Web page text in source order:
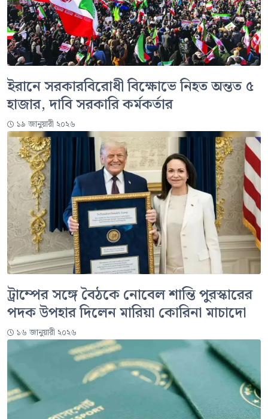
ইরানে সরকারবিরোধী বিক্ষোভে নিহত অন্তত ৫
হাজার, দাবি সরকারি কর্মকর্তার
১৯ জানুয়ারী ২০২৬
ট্রাম্পের সঙ্গে বৈঠকে নোবেল শান্তি পুরস্কারের
পদক উপহার দিলেন মারিয়া কোরিনা মাচাদো
১৬ জানুয়ারী ২০২৬